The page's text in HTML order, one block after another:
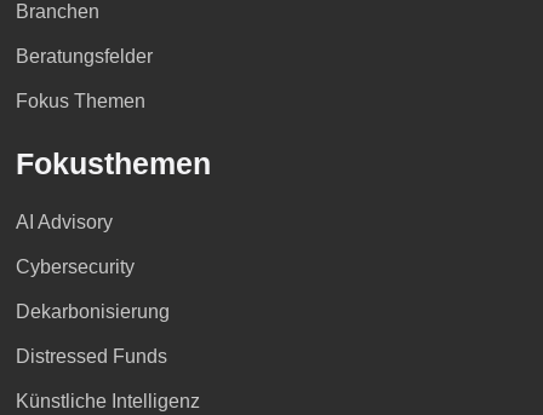
Branchen
Beratungsfelder
Fokus Themen
Fokusthemen
AI Advisory
Cybersecurity
Dekarbonisierung
Distressed Funds
Künstliche Intelligenz